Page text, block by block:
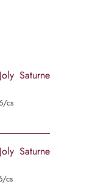
Saturne
cs
Saturne
cs